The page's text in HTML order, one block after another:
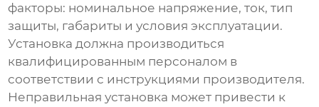
факторы: номинальное напряжение, ток, тип
защиты, габариты и условия эксплуатации.
Установка должна производиться
квалифицированным персоналом в
соответствии с инструкциями производителя.
Неправильная установка может привести к